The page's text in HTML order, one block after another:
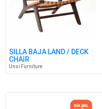
SILLA BAJA LAND / DECK
CHAIR
Unsi Furniture